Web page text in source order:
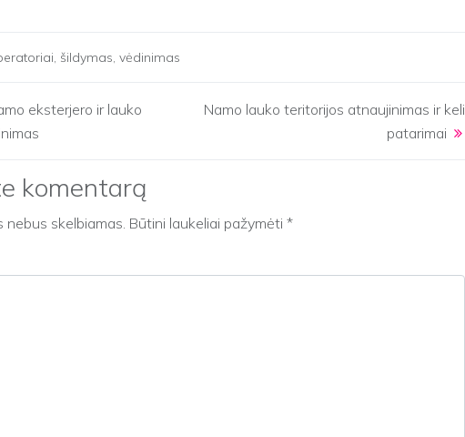
, šildymas, vėdinimas
eksterjero ir lauko
Namo lauko teritorijos atnaujinimas ir keli
patarimai
komentarą
nebus skelbiamas. Būtini laukeliai pažymėti *